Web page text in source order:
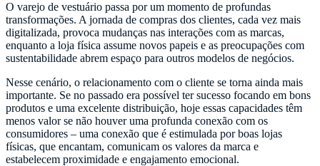
O varejo de vestuário passa por um momento de profundas
transformações. A jornada de compras dos clientes, cada vez mais
digitalizada, provoca mudanças nas interações com as marcas,
enquanto a loja física assume novos papeis e as preocupações com
sustentabilidade abrem espaço para outros modelos de negócios.
Nesse cenário, o relacionamento com o cliente se torna ainda mais
importante. Se no passado era possível ter sucesso focando em bons
produtos e uma excelente distribuição, hoje essas capacidades têm
menos valor se não houver uma profunda conexão com os
consumidores – uma conexão que é estimulada por boas lojas
físicas, que encantam, comunicam os valores da marca e
estabelecem proximidade e engajamento emocional.